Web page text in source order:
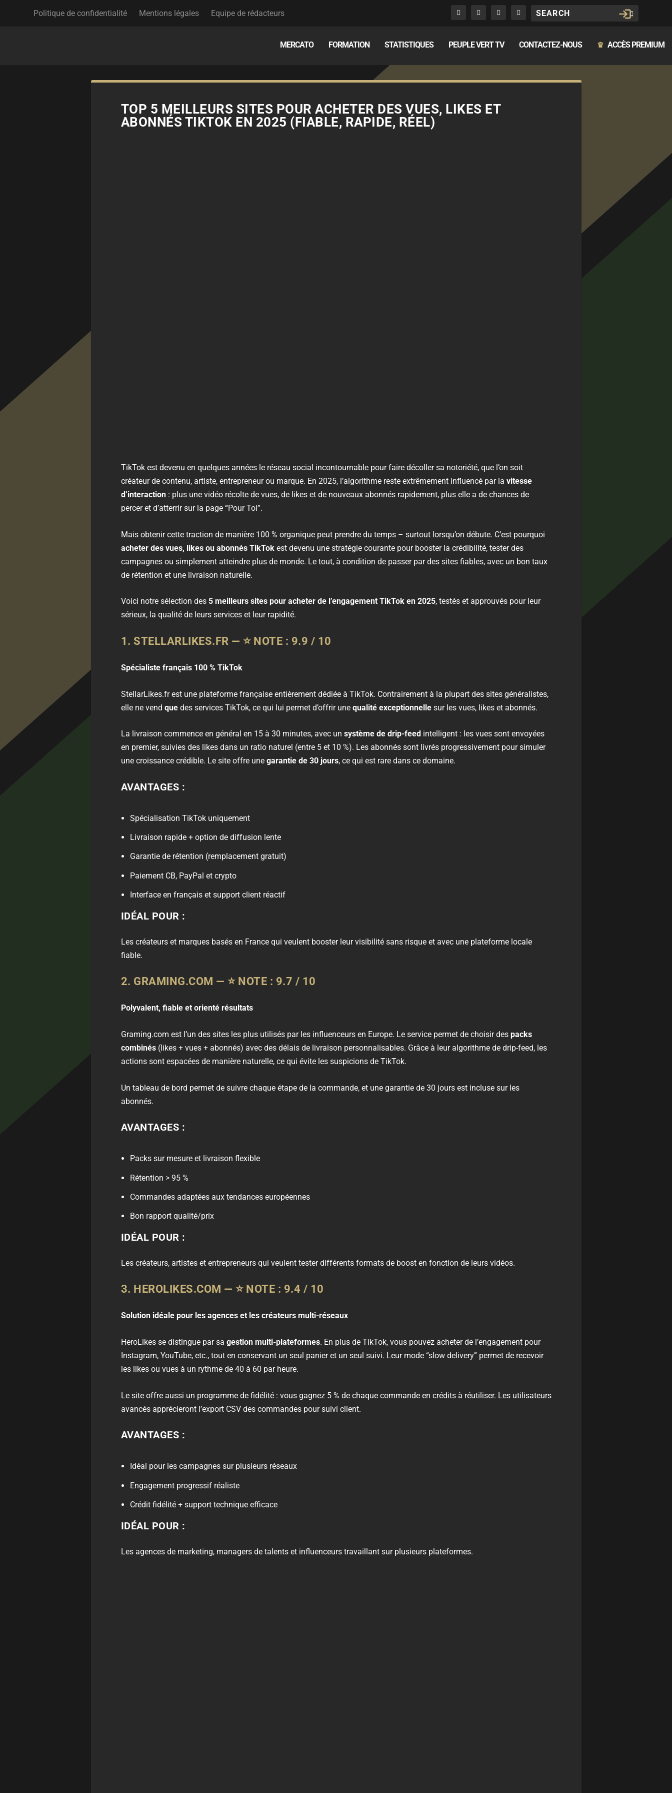
Politique de confidentialité Mentions légales Equipe de rédacteurs
MERCATO FORMATION STATISTIQUES PEUPLE VERT TV CONTACTEZ-NOUS ♛ ACCÈS PREMIUM
TOP 5 MEILLEURS SITES POUR ACHETER DES VUES, LIKES ET
ABONNÉS TIKTOK EN 2025 (FIABLE, RAPIDE, RÉEL)
TikTok est devenu en quelques années le réseau social incontournable pour faire décoller sa notoriété, que l’on soit
créateur de contenu, artiste, entrepreneur ou marque. En 2025, l’algorithme reste extrêmement influencé par la vitesse
d’interaction: plus une vidéo récolte de vues, de likes et de nouveaux abonnés rapidement, plus elle a de chances de
percer et d’atterrir sur la page “Pour Toi”.
Mais obtenir cette traction de manière 100 % organique peut prendre du temps – surtout lorsqu’on débute. C’est pourquoi
acheter des vues, likes ou abonnés TikTokest devenu une stratégie courante pour booster la crédibilité, tester des
campagnes ou simplement atteindre plus de monde. Le tout, à condition de passer par des sites fiables, avec un bon taux
de rétention et une livraison naturelle.
Voici notre sélection des 5 meilleurs sites pour acheter de l’engagement TikTok en 2025, testés et approuvés pour leur
sérieux, la qualité de leurs services et leur rapidité.
1. STELLARLIKES.FR — ⭐NOTE : 9.9 / 10
Spécialiste français 100 % TikTok
StellarLikes.fr est une plateforme française entièrement dédiée à TikTok. Contrairement à la plupart des sites généralistes,
elle ne vend quedes services TikTok, ce qui lui permet d’offrir une qualité exceptionnellesur les vues, likes et abonnés.
La livraison commence en général en 15 à 30 minutes, avec un système de drip-feed intelligent : les vues sont envoyées
en premier, suivies des likes dans un ratio naturel (entre 5 et 10 %). Les abonnés sont livrés progressivement pour simuler
une croissance crédible. Le site offre une garantie de 30 jours, ce qui est rare dans ce domaine.
AVANTAGES :
Spécialisation TikTok uniquement
Livraison rapide + option de diffusion lente
Garantie de rétention (remplacement gratuit)
Paiement CB, PayPal et crypto
Interface en français et support client réactif
IDÉAL POUR :
Les créateurs et marques basés en France qui veulent booster leur visibilité sans risque et avec une plateforme locale
fiable.
2. GRAMING.COM — ⭐NOTE : 9.7 / 10
Polyvalent, fiable et orienté résultats
Graming.com est l’un des sites les plus utilisés par les influenceurs en Europe. Le service permet de choisir des packs
combinés(likes + vues + abonnés) avec des délais de livraison personnalisables. Grâce à leur algorithme de drip-feed, les
actions sont espacées de manière naturelle, ce qui évite les suspicions de TikTok.
Un tableau de bord permet de suivre chaque étape de la commande, et une garantie de 30 jours est incluse sur les
abonnés.
AVANTAGES :
Packs sur mesure et livraison flexible
Rétention > 95 %
Commandes adaptées aux tendances européennes
Bon rapport qualité/prix
IDÉAL POUR :
Les créateurs, artistes et entrepreneurs qui veulent tester différents formats de boost en fonction de leurs vidéos.
3. HEROLIKES.COM — ⭐NOTE : 9.4 / 10
Solution idéale pour les agences et les créateurs multi-réseaux
HeroLikes se distingue par sa gestion multi-plateformes. En plus de TikTok, vous pouvez acheter de l’engagement pour
Instagram, YouTube, etc., tout en conservant un seul panier et un seul suivi. Leur mode “slow delivery” permet de recevoir
les likes ou vues à un rythme de 40 à 60 par heure.
Le site offre aussi un programme de fidélité : vous gagnez 5 % de chaque commande en crédits à réutiliser. Les utilisateurs
avancés apprécieront l’export CSV des commandes pour suivi client.
AVANTAGES :
Idéal pour les campagnes sur plusieurs réseaux
Engagement progressif réaliste
Crédit fidélité + support technique efficace
IDÉAL POUR :
Les agences de marketing, managers de talents et influenceurs travaillant sur plusieurs plateformes.